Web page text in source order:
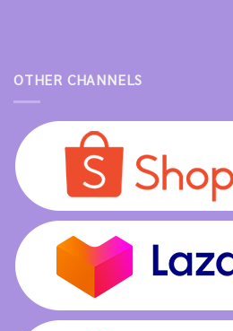
OTHER CHANNELS